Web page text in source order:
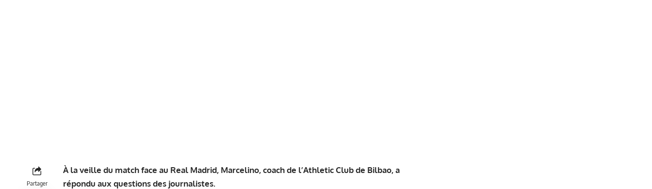
Partager
À la veille du match face au Real Madrid, Marcelino, coach de l’Athletic Club de Bilbao, a
répondu aux questions des journalistes.